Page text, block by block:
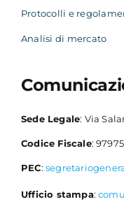
Protocolli e
Analisi di mercato
Sede Legale: Via
Codice Fiscale:
PEC:
Ufficio stampa: